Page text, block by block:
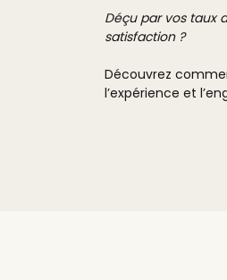
Déçu par vos taux
satisfaction ?
Découvrez
l’expérience et